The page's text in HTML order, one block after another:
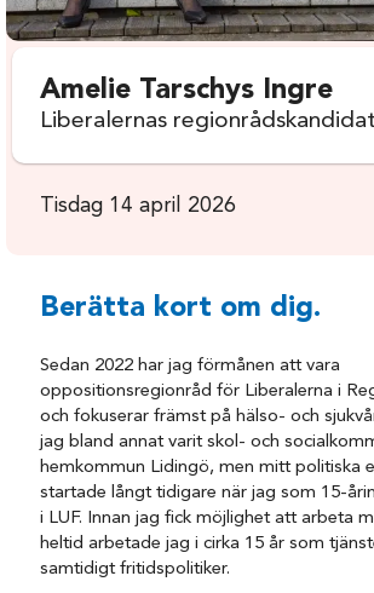
Amelie Tarschys Ingre
Liberalernas regionrådskandidat
Tisdag 14 april 2026
Berätta kort om dig.
Sedan 2022 har jag förmånen att vara
oppositionsregionråd för Liberalerna i
och fokuserar främst på hälso- och
jag bland annat varit skol- och
hemkommun Lidingö, men mitt politiska
startade långt tidigare när jag som 15-
i LUF. Innan jag fick möjlighet att arbeta
heltid arbetade jag i cirka 15 år som
samtidigt fritidspolitiker.